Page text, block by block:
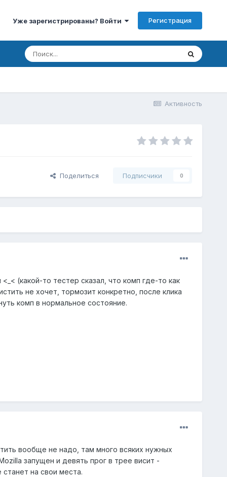
Уже зарегистрированы? Войти Регистрация
Активность
Поделиться Подписчики 0
(какой-то тестер сказал, что комп где-то как
не хочет, тормозит конкретно, после клика
комп в нормальное состояние.
вообще не надо, там много всяких нужных
запущен и девять прог в трее висит -
на свои места.